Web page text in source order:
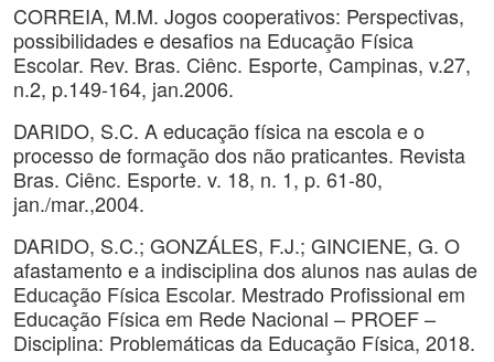
CORREIA, M.M. Jogos cooperativos: Perspectivas,
possibilidades e desafios na Educação Física
Escolar. Rev. Bras. Ciênc. Esporte, Campinas, v.27,
n.2, p.149-164, jan.2006.
DARIDO, S.C. A educação física na escola e o
processo de formação dos não praticantes. Revista
Bras. Ciênc. Esporte. v. 18, n. 1, p. 61-80,
jan./mar.,2004.
DARIDO, S.C.; GONZÁLES, F.J.; GINCIENE, G. O
afastamento e a indisciplina dos alunos nas aulas de
Educação Física Escolar. Mestrado Profissional em
Educação Física em Rede Nacional – PROEF –
Disciplina: Problemáticas da Educação Física, 2018.